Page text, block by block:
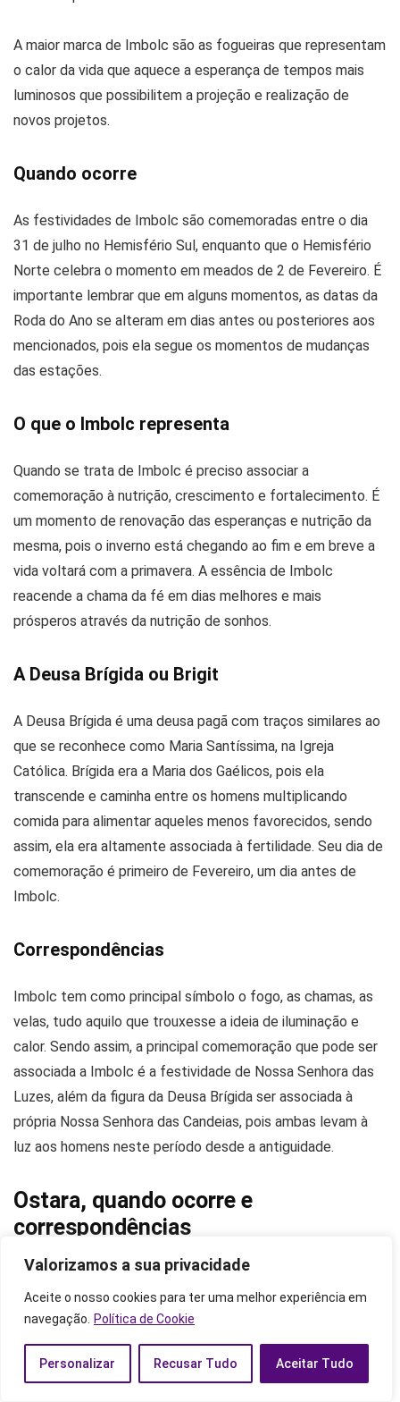
Valorizamos a sua privacidade
Aceite o nosso cookies para ter uma melhor experiência em
navegação.
Política de Cookie
Personalizar Recusar Tudo Aceitar Tudo
A maior marca de Imbolc são as fogueiras que representam
o calor da vida que aquece a esperança de tempos mais
luminosos que possibilitem a projeção e realização de
novos projetos.
Quando ocorre
As festividades de Imbolc são comemoradas entre o dia
31 de julho no Hemisfério Sul, enquanto que o Hemisfério
Norte celebra o momento em meados de 2 de Fevereiro. É
importante lembrar que em alguns momentos, as datas da
Roda do Ano se alteram em dias antes ou posteriores aos
mencionados, pois ela segue os momentos de mudanças
das estações.
O que o Imbolc representa
Quando se trata de Imbolc é preciso associar a
comemoração à nutrição, crescimento e fortalecimento. É
um momento de renovação das esperanças e nutrição da
mesma, pois o inverno está chegando ao fim e em breve a
vida voltará com a primavera. A essência de Imbolc
reacende a chama da fé em dias melhores e mais
prósperos através da nutrição de sonhos.
A Deusa Brígida ou Brigit
A Deusa Brígida é uma deusa pagã com traços similares ao
que se reconhece como Maria Santíssima, na Igreja
Católica. Brígida era a Maria dos Gaélicos, pois ela
transcende e caminha entre os homens multiplicando
comida para alimentar aqueles menos favorecidos, sendo
assim, ela era altamente associada à fertilidade. Seu dia de
comemoração é primeiro de Fevereiro, um dia antes de
Imbolc.
Correspondências
Imbolc tem como principal símbolo o fogo, as chamas, as
velas, tudo aquilo que trouxesse a ideia de iluminação e
calor. Sendo assim, a principal comemoração que pode ser
associada a Imbolc é a festividade de Nossa Senhora das
Luzes, além da figura da Deusa Brígida ser associada à
própria Nossa Senhora das Candeias, pois ambas levam à
luz aos homens neste período desde a antiguidade.
Ostara, quando ocorre e
correspondências
que dia e noite possuem a mesma duração. Isso representa
um fator importante para os antigos povos: o fim do